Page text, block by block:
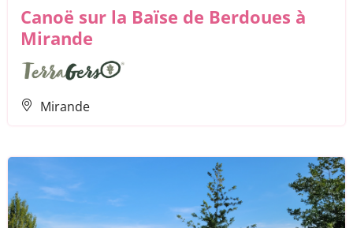
Canoë sur la Baïse de Berdoues à
Mirande
Mirande